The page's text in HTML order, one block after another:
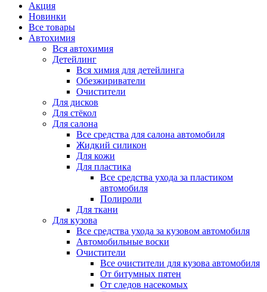
Акция
Новинки
Все товары
Автохимия
Вся автохимия
Детейлинг
Вся химия для детейлинга
Обезжириватели
Очистители
Для дисков
Для стёкол
Для салона
Все средства для салона автомобиля
Жидкий силикон
Для кожи
Для пластика
Все средства ухода за пластиком
автомобиля
Полироли
Для ткани
Для кузова
Все средства ухода за кузовом автомобиля
Автомобильные воски
Очистители
Все очистители для кузова автомобиля
От битумных пятен
От следов насекомых